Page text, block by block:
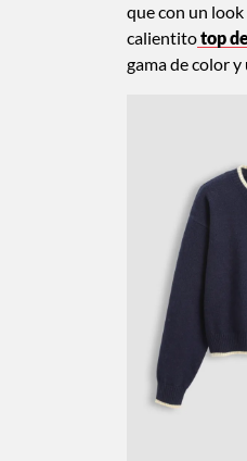
que con un
calientitotop
gama de color y